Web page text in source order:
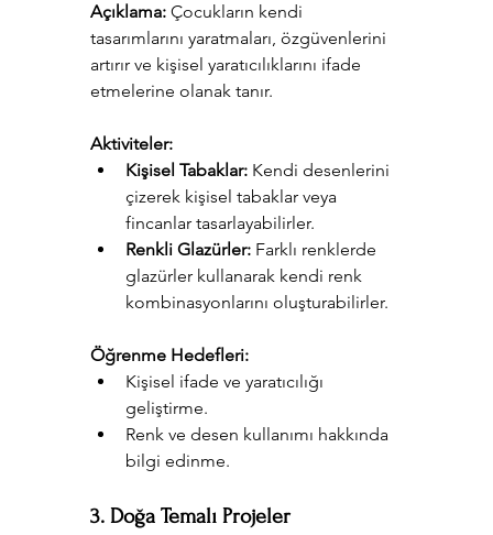
Açıklama: Çocukların kendi
tasarımlarını yaratmaları, özgüvenlerini
artırır ve kişisel yaratıcılıklarını ifade
etmelerine olanak tanır.
Aktiviteler:
Kişisel Tabaklar: Kendi desenlerini
çizerek kişisel tabaklar veya
fincanlar tasarlayabilirler.
Renkli Glazürler: Farklı renklerde
glazürler kullanarak kendi renk
kombinasyonlarını oluşturabilirler.
Öğrenme Hedefleri:
Kişisel ifade ve yaratıcılığı
geliştirme.
Renk ve desen kullanımı hakkında
bilgi edinme.
3. Doğa Temalı Projeler